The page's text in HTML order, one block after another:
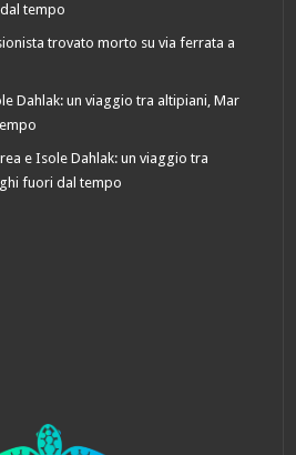
tempo
trovato morto su via ferrata a
Dahlak: un viaggio tra altipiani, Mar
e Isole Dahlak: un viaggio tra
fuori dal tempo